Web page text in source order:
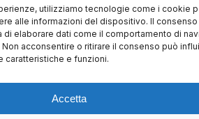
utilizziamo tecnologie come i cookie
alle informazioni del dispositivo. Il
elaborare dati come il comportamento di
acconsentire o ritirare il consenso può
caratteristiche e funzioni.
Accetta